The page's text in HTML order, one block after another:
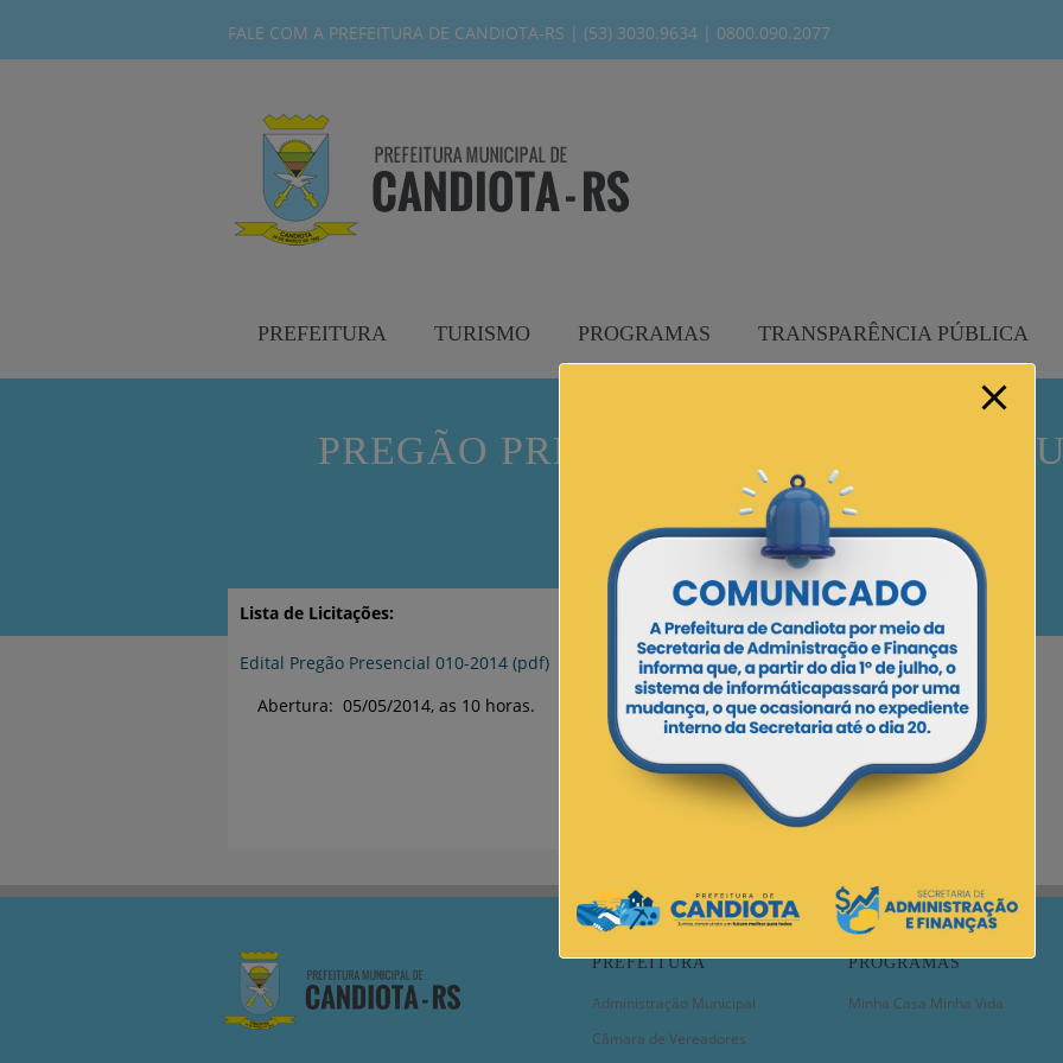
FALE COM A PREFEITURA DE CANDIOTA-RS | (53) 3030.9634 | 0800.090.2077
PREFEITURA TURISMO PROGRAMAS TRANSPARÊNCIA PÚBLICA
PREGÃO PRESENCIAL 010/2014 –
MATERIAL DE LIMPEZA
Lista de Licitações:
Edital Pregão Presencial 010-2014 (pdf)
Abertura: 05/05/2014, as 10 horas.
PREFEITURA
Administração Municipal
Câmara de Vereadores
PROGRAMAS
Minha Casa Minha Vida